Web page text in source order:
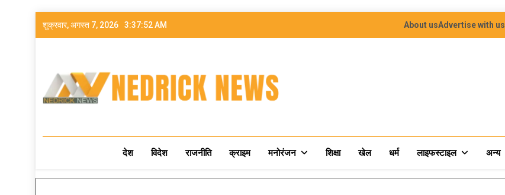
शुक्रवार, अगस्त 7, 2026 3:37:53 AM About usAdvertise with us
NEDRICK NEWS
देश विदेश राजनीति क्राइम मनोरंजन शिक्षा खेल धर्म लाइफस्टाइल अन्य